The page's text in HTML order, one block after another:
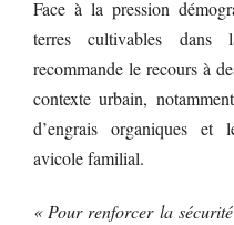
Face à la pression
terres cultivables
recommande le recours à
contexte urbain,
d’engrais organiques et
avicole familial.
« Pour renforcer la